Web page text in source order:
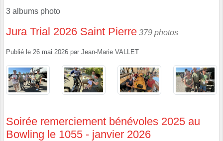
3 albums photo
Jura Trial 2026 Saint Pierre 379 photos
Publié le 26 mai 2026 par Jean-Marie VALLET
Soirée remerciement bénévoles 2025 au
Bowling le 1055 - janvier 2026